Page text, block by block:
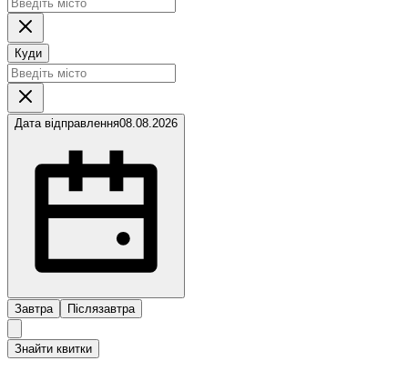
Куди
Дата відправлення08.08.2026
Завтра Післязавтра
Знайти квитки